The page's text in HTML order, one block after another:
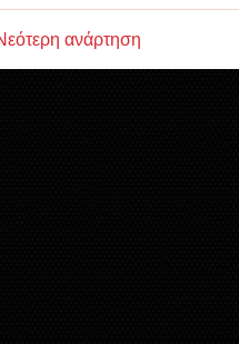
ανάρτηση